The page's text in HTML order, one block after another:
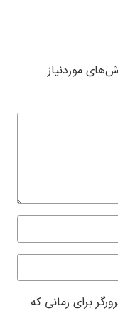
موردنیاز
برای زمانی که